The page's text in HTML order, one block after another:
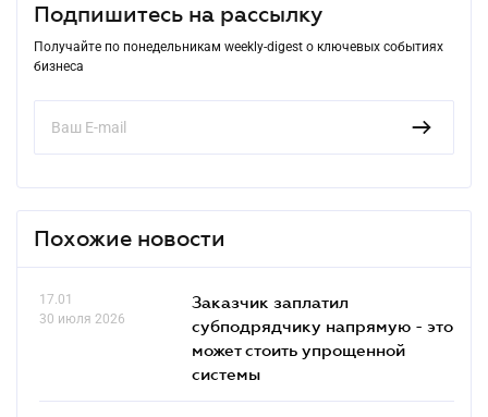
Подпишитесь на рассылку
Получайте по понедельникам weekly-digest о ключевых событиях
бизнеса
Похожие новости
17.01
30 июля 2026
Заказчик заплатил
субподрядчику напрямую - это
может стоить упрощенной
системы